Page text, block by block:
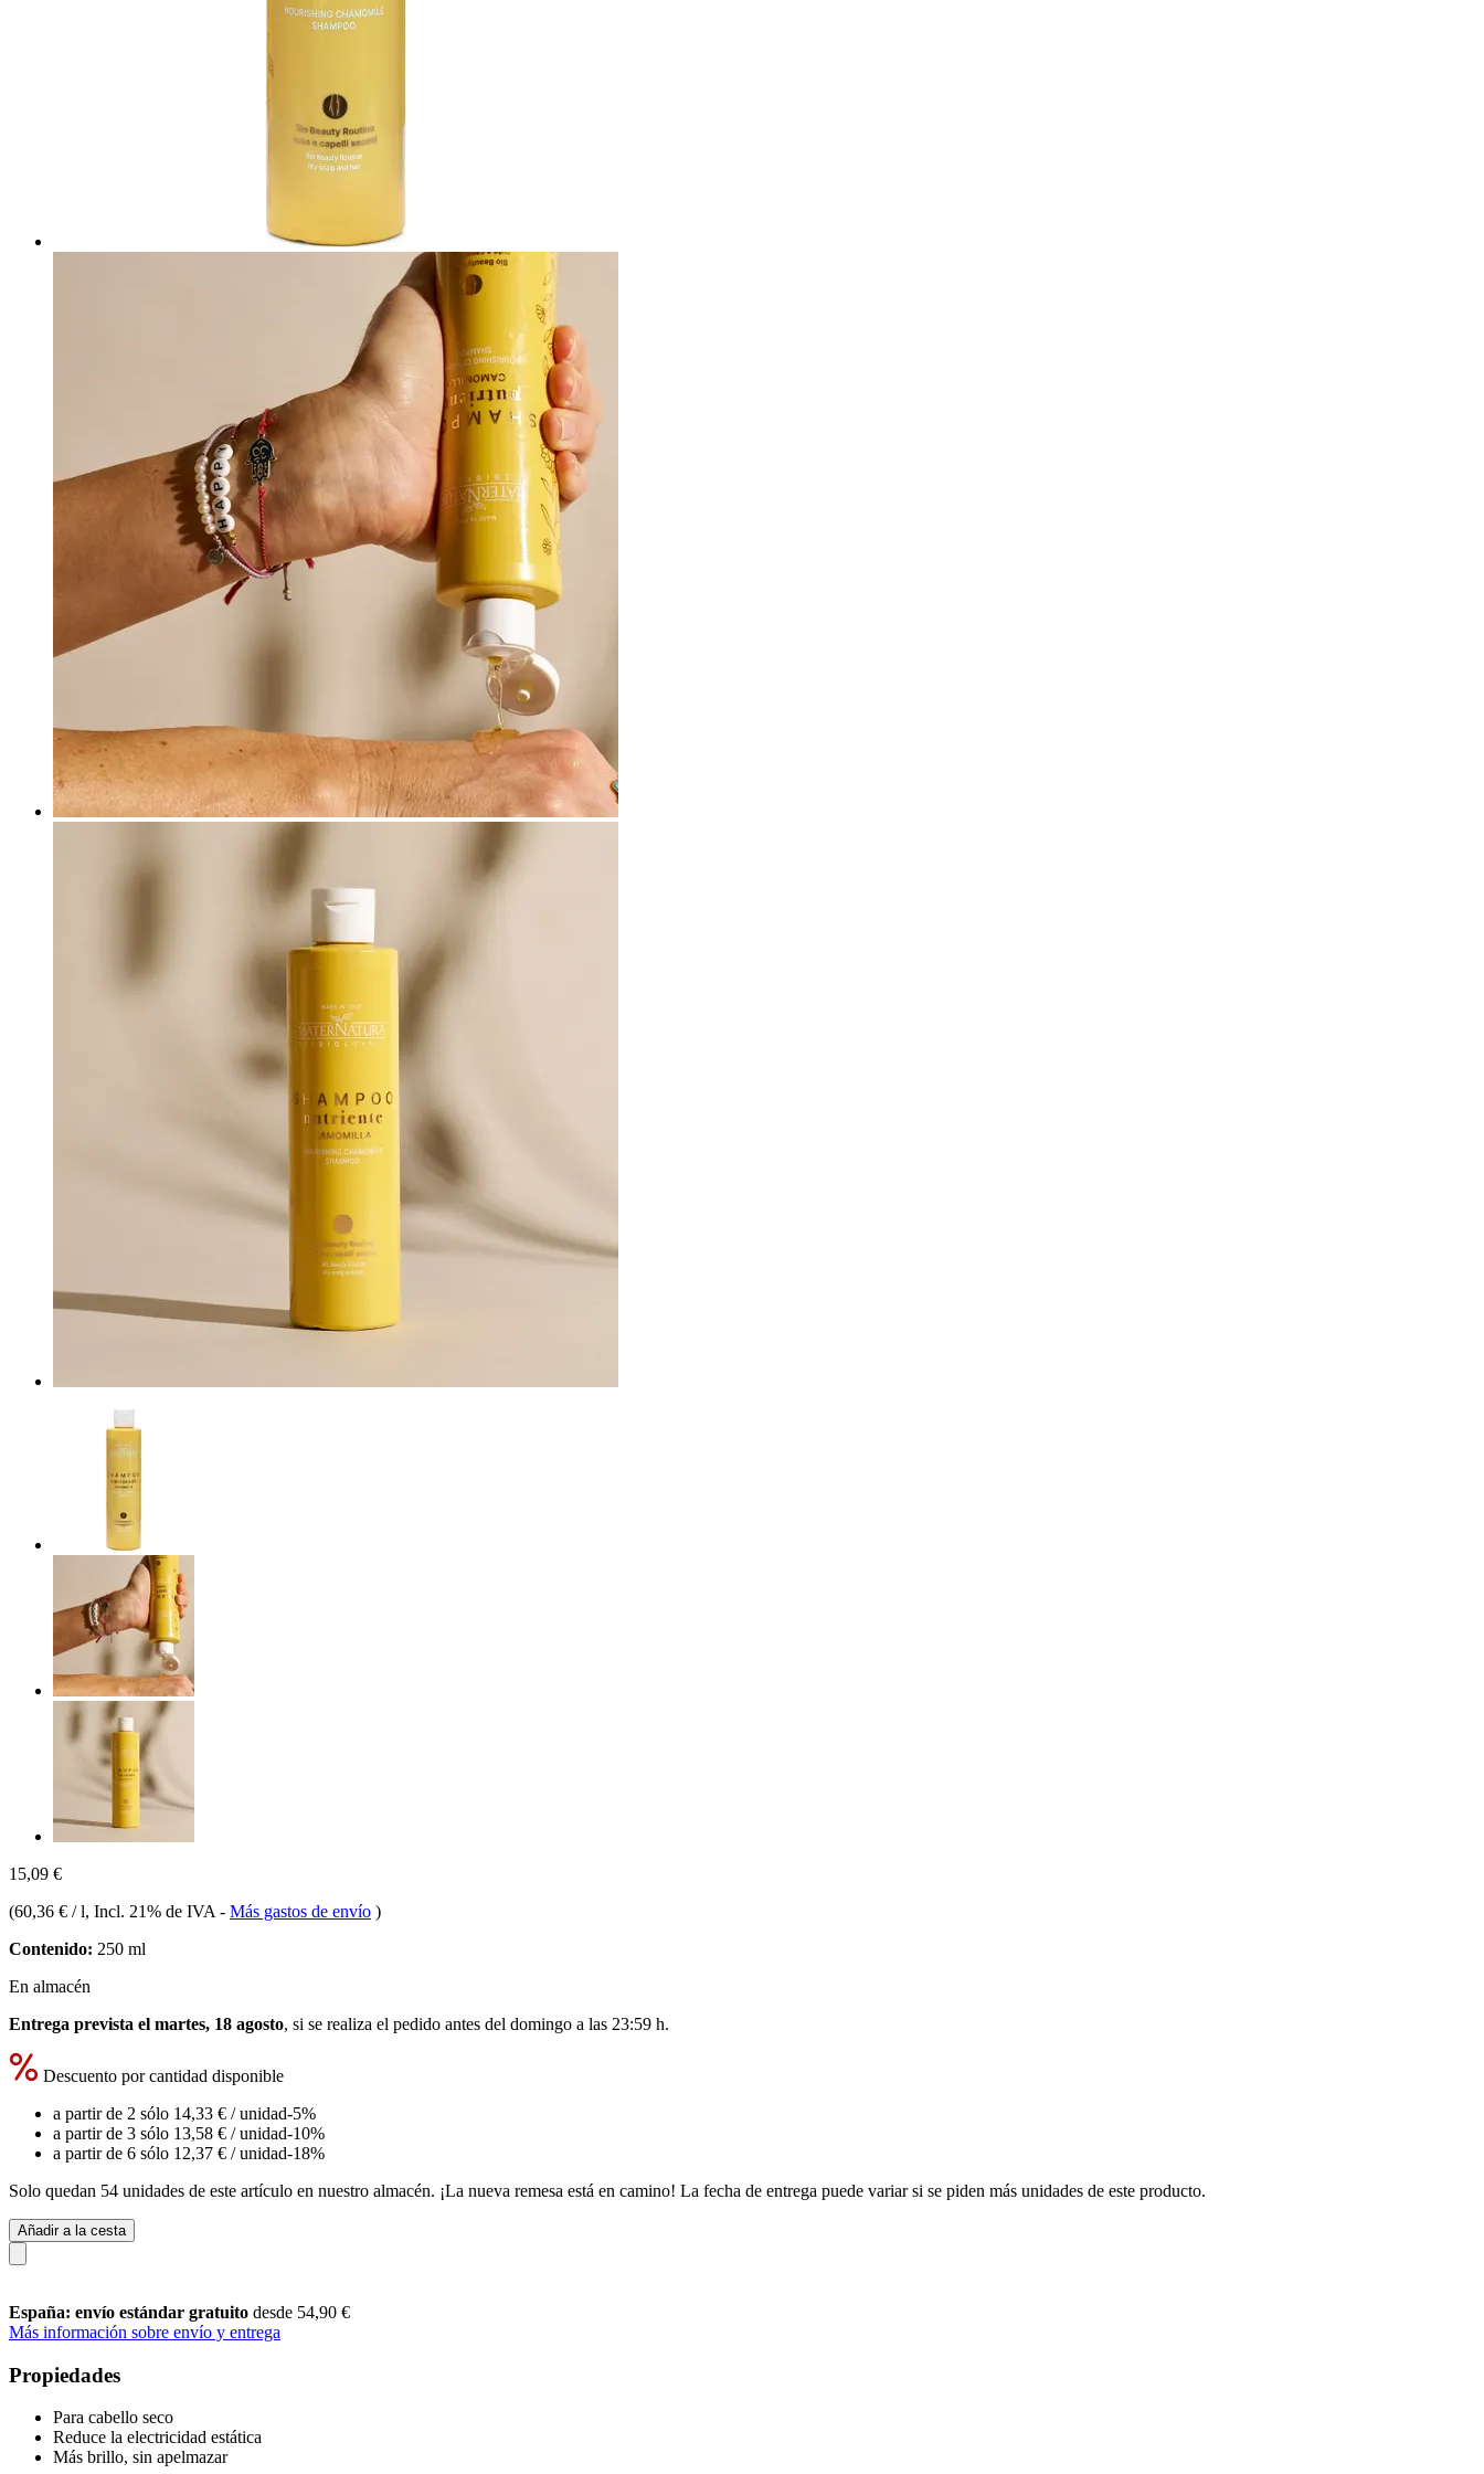
15,09 €
(60,36 € / l, Incl. 21% de IVA - Más gastos de envío )
Contenido: 250 ml
En almacén
Entrega prevista el martes, 18 agosto, si se realiza el pedido antes del domingo a las 23:59 h.
Descuento por cantidad disponible
a partir de 2 sólo 14,33 € / unidad-5%
a partir de 3 sólo 13,58 € / unidad-10%
a partir de 6 sólo 12,37 € / unidad-18%
Solo quedan 54 unidades de este artículo en nuestro almacén. ¡La nueva remesa está en camino! La fecha de entrega puede variar si se piden más unidades de este producto.
Añadir a la cesta
España: envío estándar gratuito desde 54,90 €
Más información sobre envío y entrega
Propiedades
Para cabello seco
Reduce la electricidad estática
Más brillo, sin apelmazar